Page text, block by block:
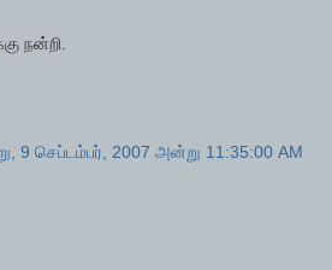
நன்றி.
9 செப்டம்பர், 2007 அன்று 11:35:00 AM